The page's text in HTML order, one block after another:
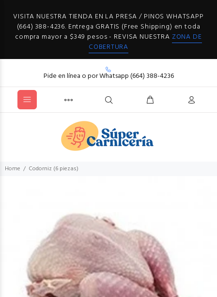
VISITA NUESTRA TIENDA EN LA PRESA / PINOS WHATSAPP
(664) 388-4236. Entrega GRATIS (Free Shipping) en toda
compra mayor a $349 pesos - REVISA NUESTRA ZONA DE
COBERTURA
Pide en línea o por Whatsapp (664) 388-4236
Home Codorniz (6 piezas)